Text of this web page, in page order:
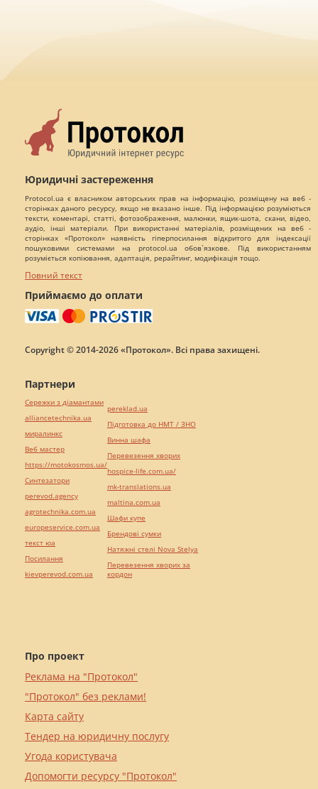
Юридичні застереження
Protocol.ua є власником авторських прав на інформацію, розміщену на веб -
сторінках даного ресурсу, якщо не вказано інше. Під інформацією розуміються
тексти, коментарі, статті, фотозображення, малюнки, ящик-шота, скани, відео,
аудіо, інші матеріали. При використанні матеріалів, розміщених на веб -
сторінках «Протокол» наявність гіперпосилання відкритого для індексації
пошуковими системами на protocol.ua обов`язкове. Під використанням
розуміється копіювання, адаптація, рерайтинг, модифікація тощо.
Повний текст
Приймаємо до оплати
Copyright © 2014-2026 «Протокол». Всі права захищені.
Про проект
Реклама на "Протокол"
"Протокол" без реклами!
Карта сайту
Тендер на юридичну послугу
Угода користувача
Допомогти ресурсу "Протокол"
Партнери
Сережки з діамантами
alliancetechnika.ua
миралинкс
Веб мастер
https://motokosmos.ua/
Синтезатори
perevod.agency
agrotechnika.com.ua
europeservice.com.ua
текст юа
Посилання
kievperevod.com.ua
pereklad.ua
Підготовка до НМТ / ЗНО
Винна шафа
Перевезення хворих
hospice-life.com.ua/
mk-translations.ua
maltina.com.ua
Шафи купе
Брендові сумки
Натяжні стелі Nova Stelya
Перевезення хворих за
кордон